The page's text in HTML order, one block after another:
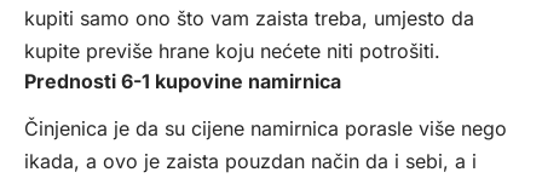
kupiti samo ono što vam zaista treba, umjesto da
kupite previše hrane koju nećete niti potrošiti.
Prednosti 6-1 kupovine namirnica
Činjenica je da su cijene namirnica porasle više nego
ikada, a ovo je zaista pouzdan način da i sebi, a i